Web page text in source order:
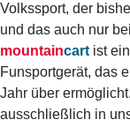
Volkssport, der
und das auch nur
mountaincartist ein
Funsportgerät, das
Jahr über
ausschließlich in